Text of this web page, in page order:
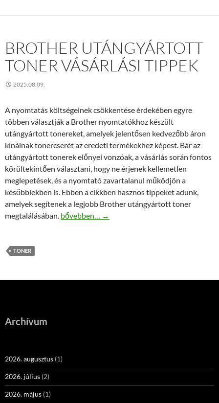
BROTHER UTÁNGYÁRTOTT
TONER VÁSÁRLÁSI TIPPEK
2025.08.09.
A nyomtatás költségeinek csökkentése érdekében egyre
többen választják a Brother nyomtatókhoz készült
utángyártott tonereket, amelyek jelentősen kedvezőbb áron
kínálnak tonercserét az eredeti termékekhez képest. Bár az
utángyártott tonerek előnyei vonzóak, a vásárlás során fontos
körültekintően választani, hogy ne érjenek kellemetlen
meglepetések, és a nyomtató zavartalanul működjön a
későbbiekben is. Ebben a cikkben hasznos tippeket adunk,
amelyek segítenek a legjobb Brother utángyártott toner
megtalálásában. Brother utángyártott toner vásárlási tippek
bővebben… →
TONER
Archívum
2026. augusztus (1)
2026. július (2)
2026. május (1)